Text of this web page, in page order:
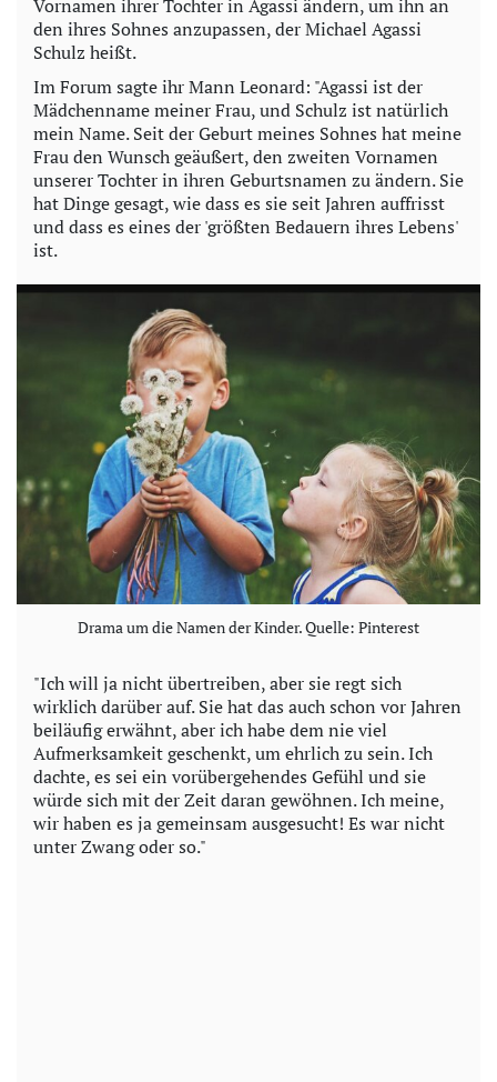
e
o
Vornamen ihrer Tochter in Agassi ändern, um ihn an
den ihres Sohnes anzupassen, der Michael Agassi
Schulz heißt.
Im Forum sagte ihr Mann Leonard: "Agassi ist der
Mädchenname meiner Frau, und Schulz ist natürlich
mein Name. Seit der Geburt meines Sohnes hat meine
Frau den Wunsch geäußert, den zweiten Vornamen
unserer Tochter in ihren Geburtsnamen zu ändern. Sie
hat Dinge gesagt, wie dass es sie seit Jahren auffrisst
und dass es eines der 'größten Bedauern ihres Lebens'
ist.
Drama um die Namen der Kinder. Quelle: Pinterest
"Ich will ja nicht übertreiben, aber sie regt sich
wirklich darüber auf. Sie hat das auch schon vor Jahren
beiläufig erwähnt, aber ich habe dem nie viel
Aufmerksamkeit geschenkt, um ehrlich zu sein. Ich
dachte, es sei ein vorübergehendes Gefühl und sie
würde sich mit der Zeit daran gewöhnen. Ich meine,
wir haben es ja gemeinsam ausgesucht! Es war nicht
unter Zwang oder so."